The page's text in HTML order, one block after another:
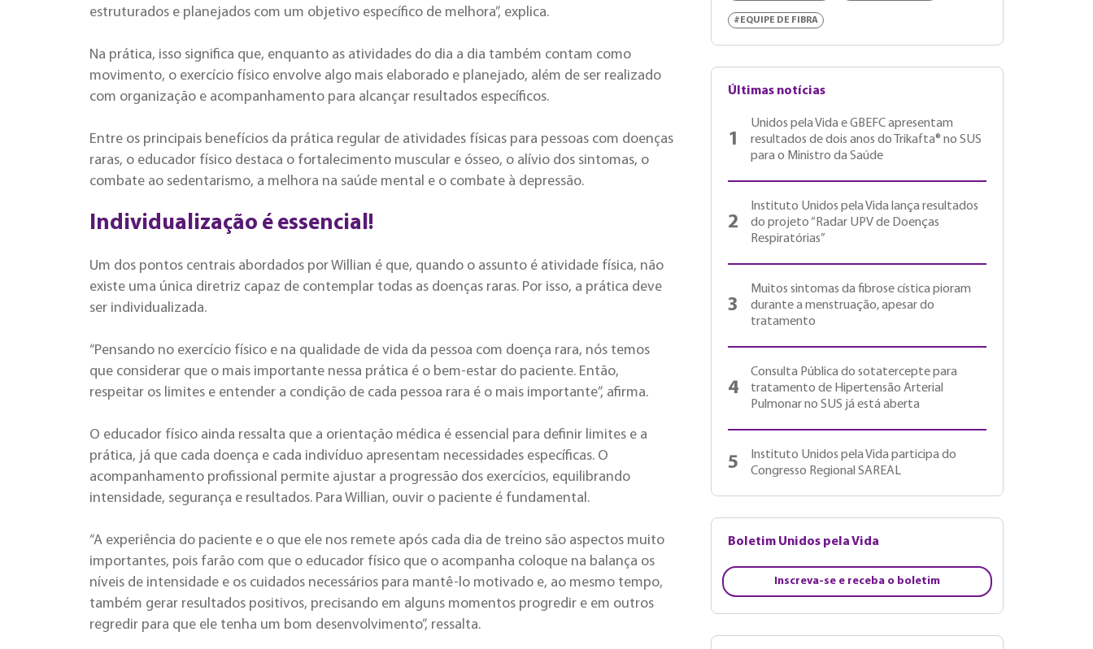
estruturados e planejados com um objetivo específico de melhora”, explica.
Na prática, isso significa que, enquanto as atividades do dia a dia também contam como
movimento, o exercício físico envolve algo mais elaborado e planejado, além de ser realizado
com organização e acompanhamento para alcançar resultados específicos.
Entre os principais benefícios da prática regular de atividades físicas para pessoas com doenças
raras, o educador físico destaca o fortalecimento muscular e ósseo, o alívio dos sintomas, o
combate ao sedentarismo, a melhora na saúde mental e o combate à depressão.
Individualização é essencial!
Um dos pontos centrais abordados por Willian é que, quando o assunto é atividade física, não
existe uma única diretriz capaz de contemplar todas as doenças raras. Por isso, a prática deve
ser individualizada.
“Pensando no exercício físico e na qualidade de vida da pessoa com doença rara, nós temos
que considerar que o mais importante nessa prática é o bem-estar do paciente. Então,
respeitar os limites e entender a condição de cada pessoa rara é o mais importante”, afirma.
O educador físico ainda ressalta que a orientação médica é essencial para definir limites e a
prática, já que cada doença e cada indivíduo apresentam necessidades específicas. O
acompanhamento profissional permite ajustar a progressão dos exercícios, equilibrando
intensidade, segurança e resultados. Para Willian, ouvir o paciente é fundamental.
“A experiência do paciente e o que ele nos remete após cada dia de treino são aspectos muito
importantes, pois farão com que o educador físico que o acompanha coloque na balança os
níveis de intensidade e os cuidados necessários para mantê-lo motivado e, ao mesmo tempo,
também gerar resultados positivos, precisando em alguns momentos progredir e em outros
regredir para que ele tenha um bom desenvolvimento”, ressalta.
#EQUIPE DE FIBRA
Últimas notícias
1
Unidos pela Vida e GBEFC apresentam
resultados de dois anos do Trikafta® no SUS
para o Ministro da Saúde
2
Instituto Unidos pela Vida lança resultados
do projeto “Radar UPV de Doenças
Respiratórias”
3
Muitos sintomas da fibrose cística pioram
durante a menstruação, apesar do
tratamento
4
Consulta Pública do sotatercepte para
tratamento de Hipertensão Arterial
Pulmonar no SUS já está aberta
5
Instituto Unidos pela Vida participa do
Congresso Regional SAREAL
Boletim Unidos pela Vida
Inscreva-se e receba o boletim